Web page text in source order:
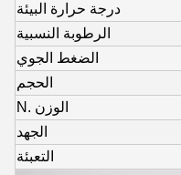
درجة حرارة البيئة
الرطوبة النسبية
الضغط الجوي
الحجم
N. الوزن
الجهد
التعبئة